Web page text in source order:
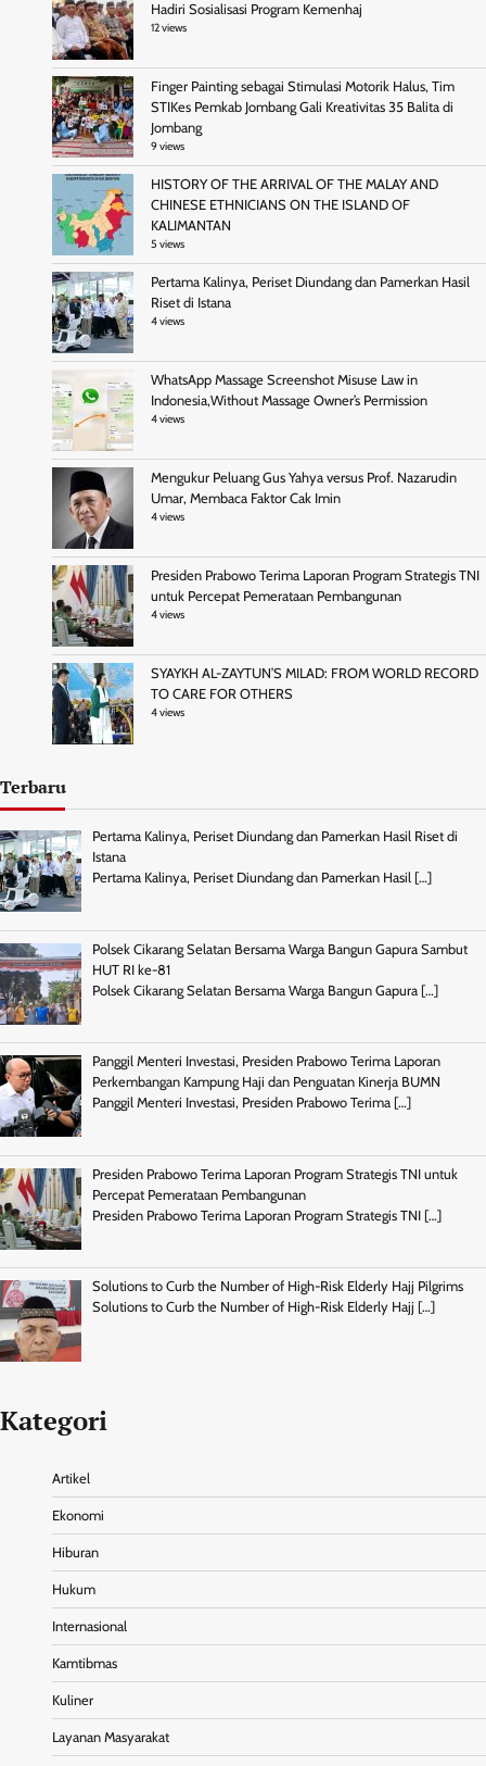
Hadiri Sosialisasi Program Kemenhaj
12 views
Finger Painting sebagai Stimulasi Motorik Halus, Tim
STIKes Pemkab Jombang Gali Kreativitas 35 Balita di
Jombang
9 views
HISTORY OF THE ARRIVAL OF THE MALAY AND
CHINESE ETHNICIANS ON THE ISLAND OF
KALIMANTAN
5 views
Pertama Kalinya, Periset Diundang dan Pamerkan Hasil
Riset di Istana
4 views
WhatsApp Massage Screenshot Misuse Law in
Indonesia,Without Massage Owner’s Permission
4 views
Mengukur Peluang Gus Yahya versus Prof. Nazarudin
Umar, Membaca Faktor Cak Imin
4 views
Presiden Prabowo Terima Laporan Program Strategis TNI
untuk Percepat Pemerataan Pembangunan
4 views
SYAYKH AL-ZAYTUN’S MILAD: FROM WORLD RECORD
TO CARE FOR OTHERS
4 views
Terbaru
Pertama Kalinya, Periset Diundang dan Pamerkan Hasil Riset di
Istana
Pertama Kalinya, Periset Diundang dan Pamerkan Hasil […]
Polsek Cikarang Selatan Bersama Warga Bangun Gapura Sambut
HUT RI ke-81
Polsek Cikarang Selatan Bersama Warga Bangun Gapura […]
Panggil Menteri Investasi, Presiden Prabowo Terima Laporan
Perkembangan Kampung Haji dan Penguatan Kinerja BUMN
Panggil Menteri Investasi, Presiden Prabowo Terima […]
Presiden Prabowo Terima Laporan Program Strategis TNI untuk
Percepat Pemerataan Pembangunan
Presiden Prabowo Terima Laporan Program Strategis TNI […]
Solutions to Curb the Number of High-Risk Elderly Hajj Pilgrims
Solutions to Curb the Number of High-Risk Elderly Hajj […]
Kategori
Artikel
Ekonomi
Hiburan
Hukum
Internasional
Kamtibmas
Kuliner
Layanan Masyarakat